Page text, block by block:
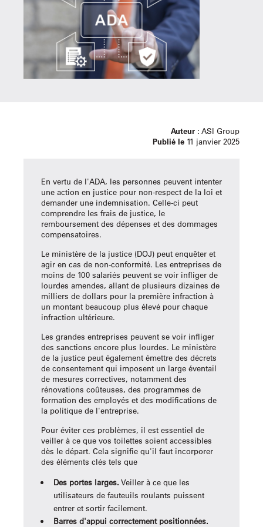
Auteur : ASI Group
Publié le 11 janvier 2025
En vertu de l'ADA, les personnes peuvent intenter
une action en justice pour non-respect de la loi et
demander une indemnisation. Celle-ci peut
comprendre les frais de justice, le
remboursement des dépenses et des dommages
compensatoires.
Le ministère de la justice (DOJ) peut enquêter et
agir en cas de non-conformité. Les entreprises de
moins de 100 salariés peuvent se voir infliger de
lourdes amendes, allant de plusieurs dizaines de
milliers de dollars pour la première infraction à
un montant beaucoup plus élevé pour chaque
infraction ultérieure.
Les grandes entreprises peuvent se voir infliger
des sanctions encore plus lourdes. Le ministère
de la justice peut également émettre des décrets
de consentement qui imposent un large éventail
de mesures correctives, notamment des
rénovations coûteuses, des programmes de
formation des employés et des modifications de
la politique de l'entreprise.
Pour éviter ces problèmes, il est essentiel de
veiller à ce que vos toilettes soient accessibles
dès le départ. Cela signifie qu'il faut incorporer
des éléments clés tels que
Des portes larges. Veiller à ce que les
utilisateurs de fauteuils roulants puissent
entrer et sortir facilement.
Barres d'appui correctement positionnées.